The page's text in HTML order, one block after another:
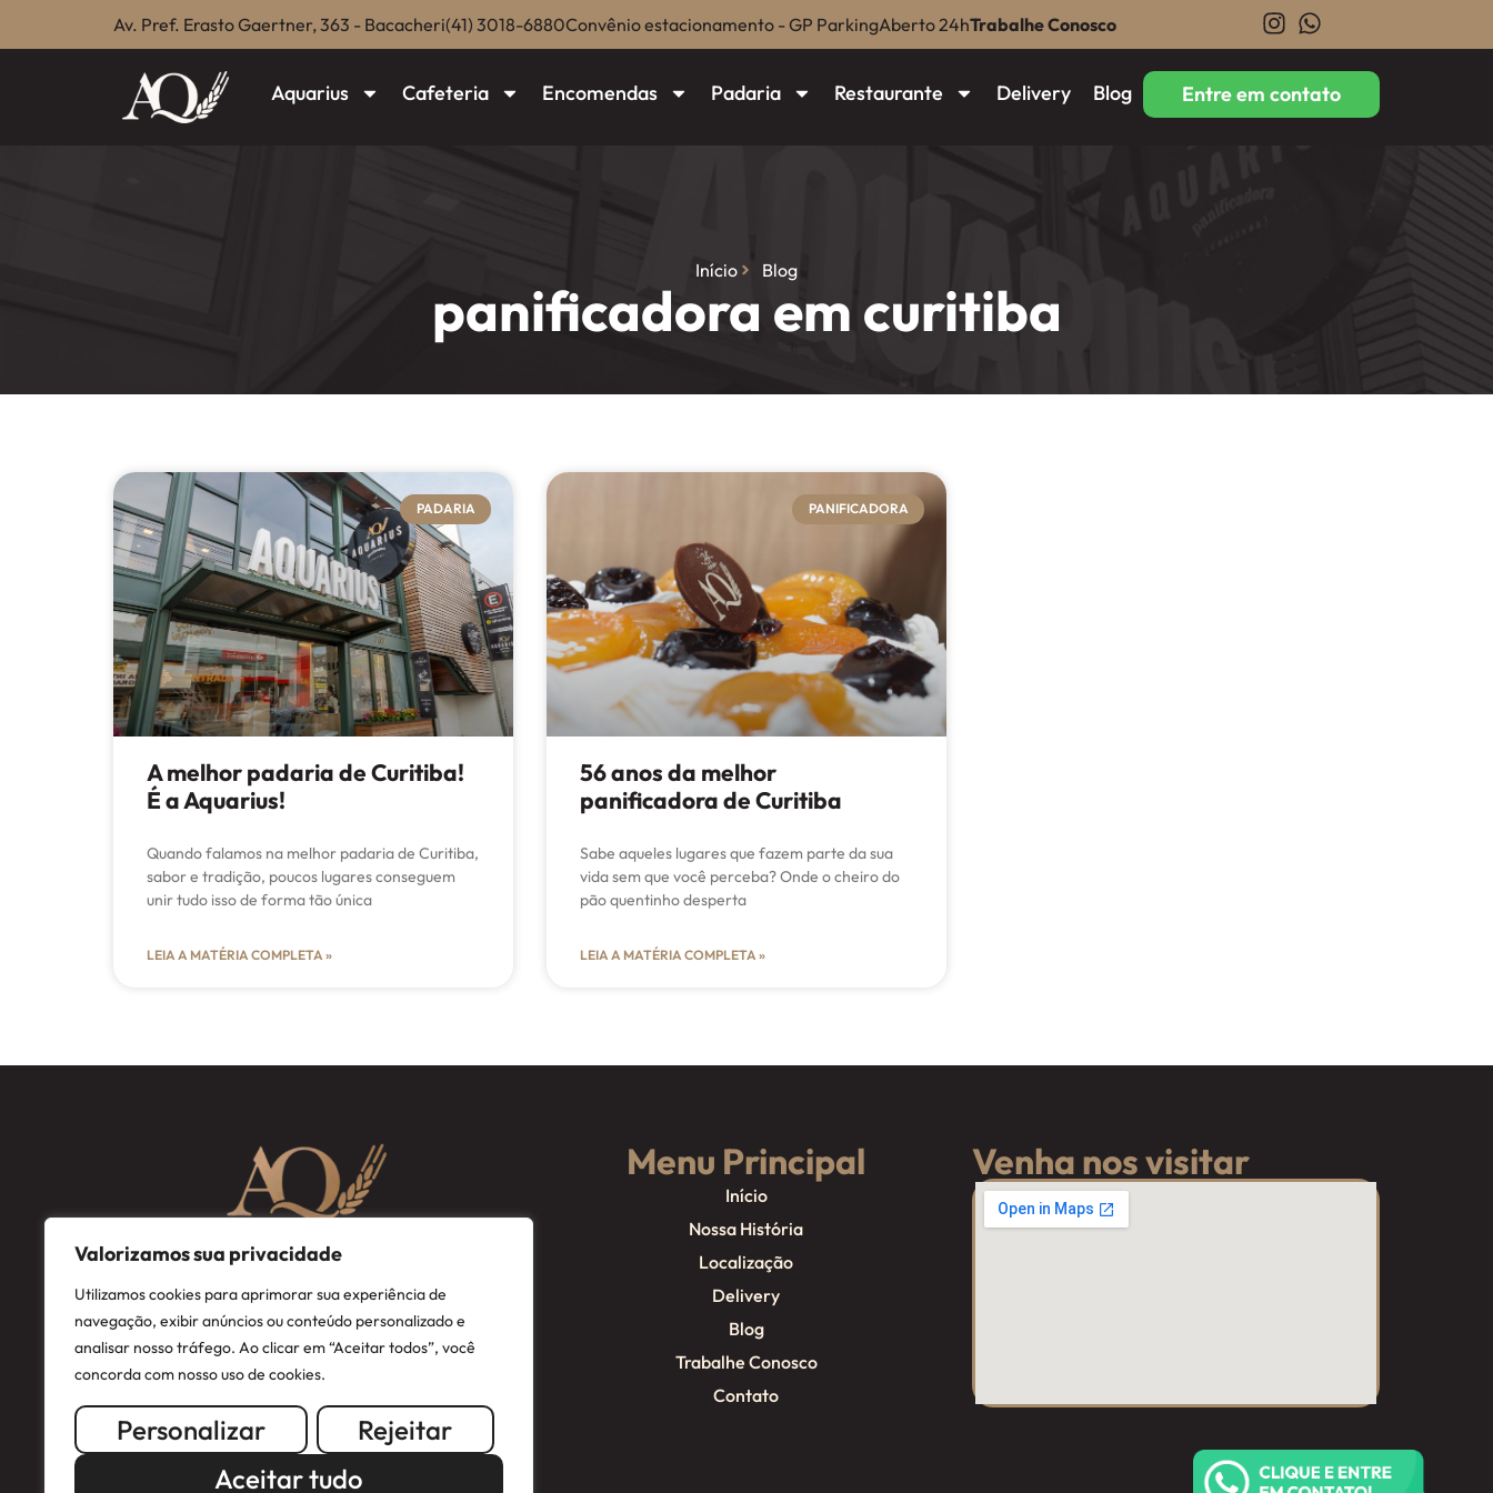
Valorizamos sua privacidade
Utilizamos cookies para aprimorar sua experiência de
navegação, exibir anúncios ou conteúdo personalizado e
analisar nosso tráfego. Ao clicar em “Aceitar todos”, você
concorda com nosso uso de cookies.
Personalizar
Rejeitar
Aceitar tudo
Av. Pref. Erasto Gaertner, 363 - Bacacheri(41) 3018-6880Convênio estacionamento - GP ParkingAberto 24hTrabalhe Conosco
Aquarius Cafeteria Encomendas Padaria Restaurante Delivery Blog Entre em contato
Início Blog
panificadora em curitiba
PADARIA
A melhor padaria de Curitiba!
É a Aquarius!
Quando falamos na melhor padaria de Curitiba,
sabor e tradição, poucos lugares conseguem
unir tudo isso de forma tão única
LEIA A MATÉRIA COMPLETA »
PANIFICADORA
56 anos da melhor
panificadora de Curitiba
Sabe aqueles lugares que fazem parte da sua
vida sem que você perceba? Onde o cheiro do
pão quentinho desperta
LEIA A MATÉRIA COMPLETA »
Menu Principal
Início
Nossa História
Localização
Delivery
Blog
Trabalhe Conosco
Contato
Venha nos visitar